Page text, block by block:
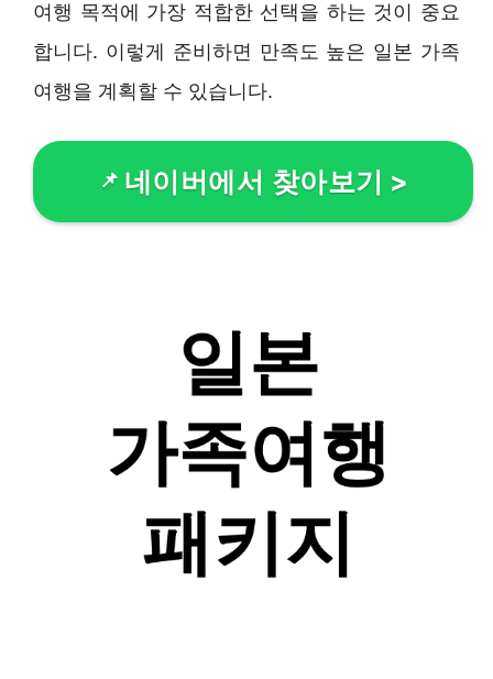
여행 목적에 가장 적합한 선택을 하는 것이 중요
합니다. 이렇게 준비하면 만족도 높은 일본 가족
여행을 계획할 수 있습니다.
네이버에서 찾아보기 >